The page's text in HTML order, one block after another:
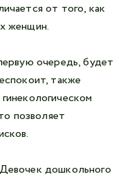
от того, как
женщин.
очередь, будет
также
позволяет
дошкольного